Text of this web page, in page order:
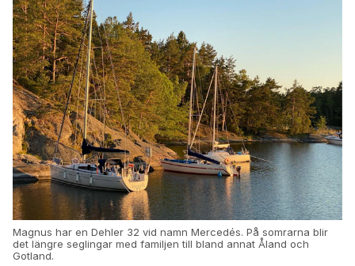
Magnus har en Dehler 32 vid namn Mercedés. På somrarna blir
det längre seglingar med familjen till bland annat Åland och
Gotland.